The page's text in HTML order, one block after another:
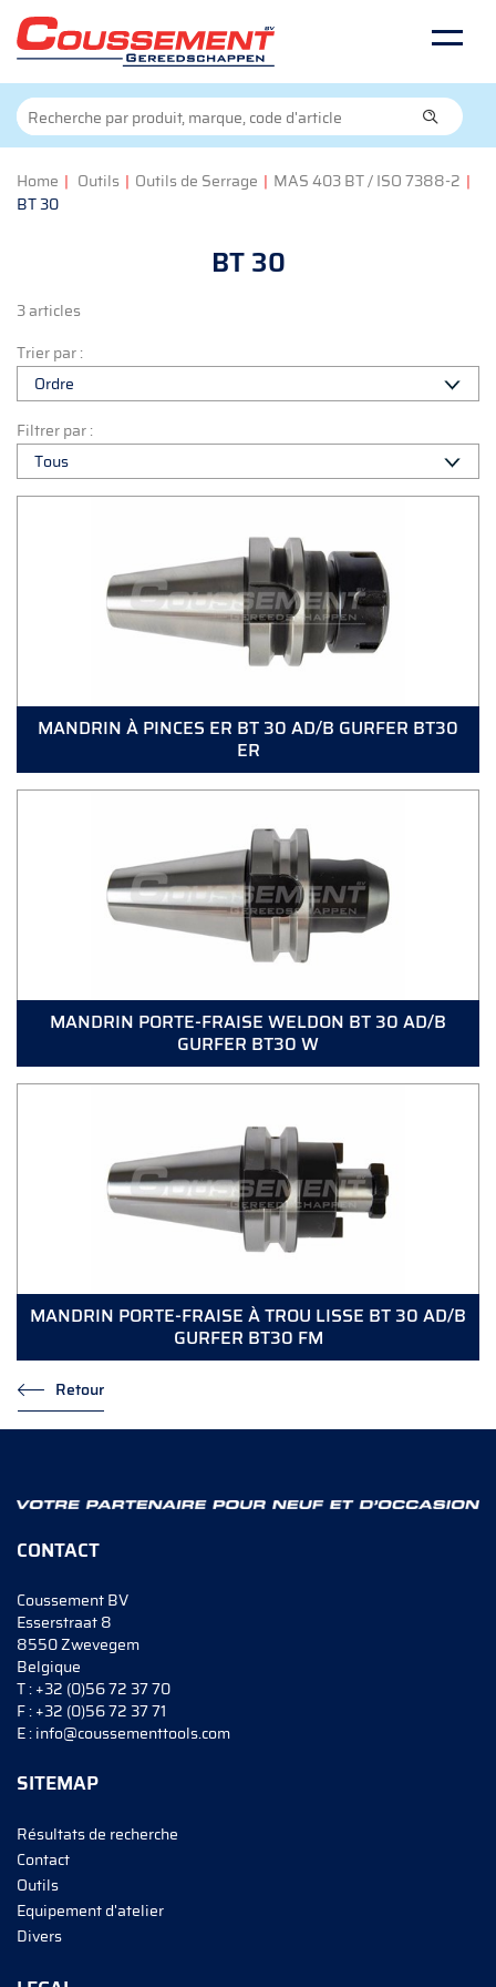
Home | Outils | Outils de Serrage | MAS 403 BT / ISO 7388-2 |
BT 30
BT 30
3 articles
Trier par :
Filtrer par :
MANDRIN À PINCES ER BT 30 AD/B GURFER BT30
ER
MANDRIN PORTE-FRAISE WELDON BT 30 AD/B
GURFER BT30 W
MANDRIN PORTE-FRAISE À TROU LISSE BT 30 AD/B
GURFER BT30 FM
Retour
CONTACT
Coussement BV
Esserstraat 8
8550 Zwevegem
Belgique
T :+32 (0)56 72 37 70
F :+32 (0)56 72 37 71
E :info@coussementtools.com
SITEMAP
Résultats de recherche
Contact
Outils
Equipement d'atelier
Divers